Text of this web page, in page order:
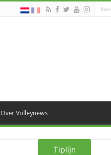
Over Volleynews
Tiplijn